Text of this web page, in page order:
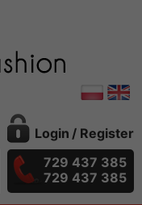
Login / Register
729 437 385
729 437 385